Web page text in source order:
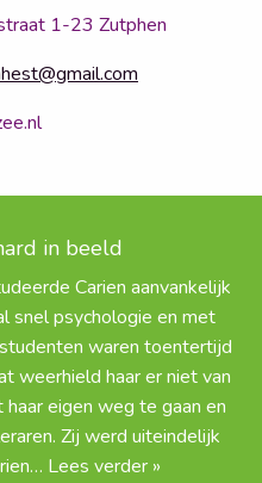
1-23 Zutphen
in beeld
Carien aanvankelijk
snel psychologie en met
waren toentertijd
weerhield haar er niet van
eigen weg te gaan en
Zij werd uiteindelijk
… Lees verder »